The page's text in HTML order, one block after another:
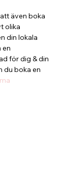
även boka
olika
din lokala
en
för dig & din
du boka en